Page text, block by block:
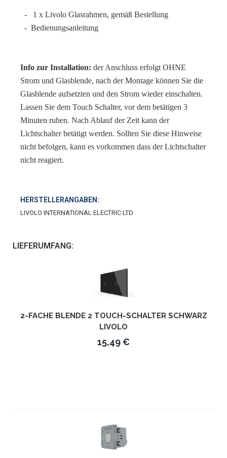
- 1 x Livolo Glasrahmen, gemäß Bestellung
- Bedienungsanleitung
Info zur Installation: der Anschluss erfolgt OHNE
Strom und Glasblende, nach der Montage können Sie die
Glasblende aufsetzten und den Strom wieder einschalten.
Lassen Sie dem Touch Schalter, vor dem betätigen 3
Minuten ruhen. Nach Ablauf der Zeit kann der
Lichtschalter betätigt werden. Sollten Sie diese Hinweise
nicht befolgen, kann es vorkommen dass der Lichtschalter
nicht reagiert.
HERSTELLERANGABEN:
LIVOLO INTERNATIONAL ELECTRIC LTD
LIEFERUMFANG:
2-FACHE BLENDE 2 TOUCH-SCHALTER SCHWARZ
LIVOLO
15,49 €